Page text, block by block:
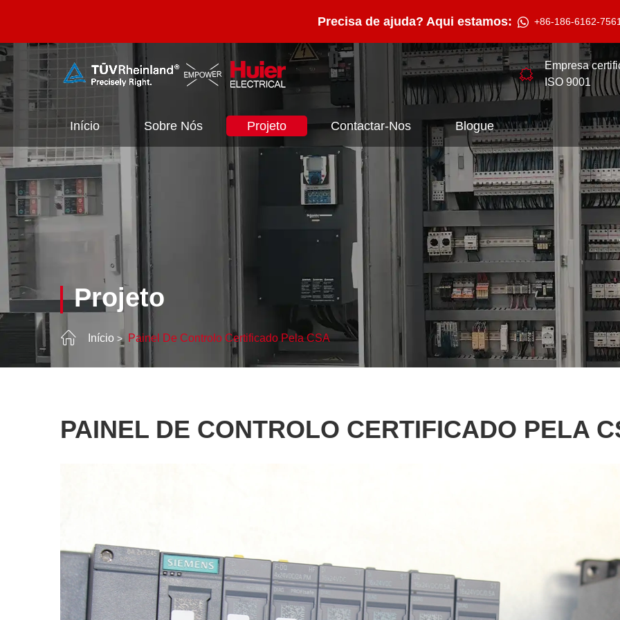
Precisa de ajuda? Aqui estamos: +86-186-6162-
Empresa
ISO 9001
Início Sobre Nós Projeto Contactar-Nos Blogue
Projeto
Início Painel De Controlo Certificado Pela CSA
PAINEL DE CONTROLO CERTIFICADO PELA